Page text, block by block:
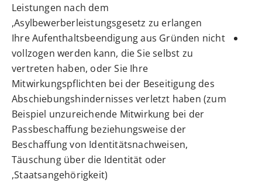
Leistungen nach dem
Asylbewerberleistungsgesetz zu erlangen,
Ihre Aufenthaltsbeendigung aus Gründen nicht
vollzogen werden kann, die Sie selbst zu
vertreten haben, oder Sie Ihre
Mitwirkungspflichten bei der Beseitigung des
Abschiebungshindernisses verletzt haben (zum
Beispiel unzureichende Mitwirkung bei der
Passbeschaffung beziehungsweise der
Beschaffung von Identitätsnachweisen,
Täuschung über die Identität oder
Staatsangehörigkeit),